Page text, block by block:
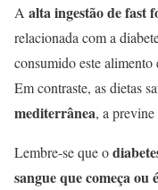
A alta ingestão de fast
relacionada com a
consumido este alimento
Em contraste, as dietas
mediterrânea, a
Lembre-se que o
sangue que começa